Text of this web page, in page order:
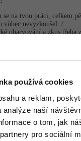
používá cookies
a reklam,
analýze naší
o tom, jak
pro sociální
na tvou práci, celkem
vůbec nevyzkoušel :/
obarvování a zkus třeba
Odpovědět
i mi, protože je to
Odpovědět